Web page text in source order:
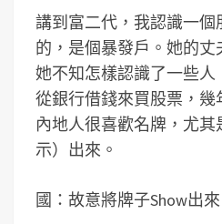
講到富二代，我認識一
的，是個暴發戶。她的
她不知怎樣認識了一些
從銀行借錢來買股票，幾
內地人很喜歡名牌，尤其
示）出來。
國：故意將牌子Show出來